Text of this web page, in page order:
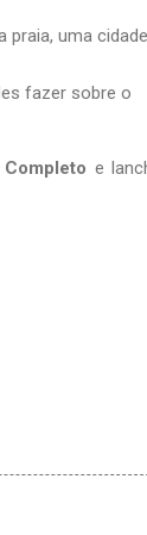
praia, uma
fazer sobre o
e